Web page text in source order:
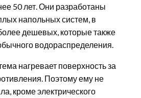
50 лет. Они разработаны
напольных систем, в
дешевых, которые также
водораспределения.
нагревает поверхность за
Поэтому ему не
кроме электрического